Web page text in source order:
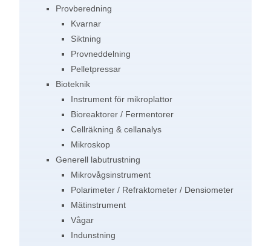
Provberedning
Kvarnar
Siktning
Provneddelning
Pelletpressar
Bioteknik
Instrument för mikroplattor
Bioreaktorer / Fermentorer
Cellräkning & cellanalys
Mikroskop
Generell labutrustning
Mikrovågsinstrument
Polarimeter / Refraktometer / Densiometer
Mätinstrument
Vågar
Indunstning